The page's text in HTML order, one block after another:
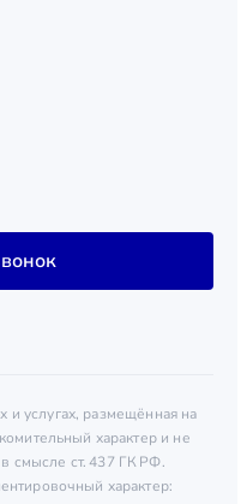
и услугах, размещённая на
характер и не
смысле ст. 437 ГК РФ.
характер: